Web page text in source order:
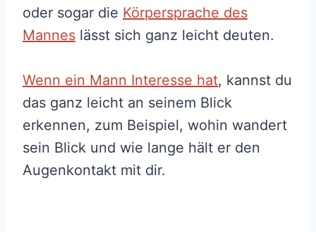
oder sogar die Körpersprache des
Mannes lässt sich ganz leicht deuten.
Wenn ein Mann Interesse hat, kannst du
das ganz leicht an seinem Blick
erkennen, zum Beispiel, wohin wandert
sein Blick und wie lange hält er den
Augenkontakt mit dir.